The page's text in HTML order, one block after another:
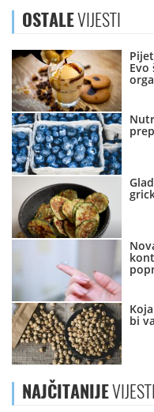
OSTALEVIJESTI
Evo
bi
NAJČITANIJEVIJESTI